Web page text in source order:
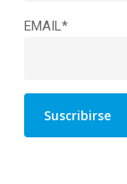
EMAIL*